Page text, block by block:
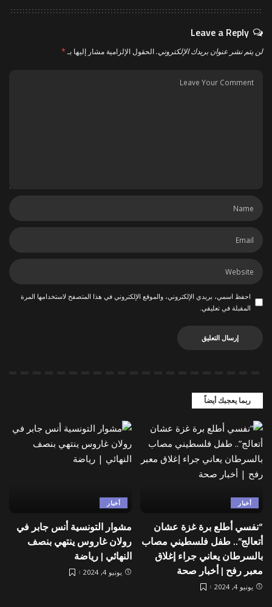
Leave a Reply
لن يتم نشر عنوان بريدك الإلكتروني.الحقول الإلزامية مشار إليها بـ*
احفظ اسمي، بريدي الإلكتروني، والموقع الإلكتروني في هذا المتصفح لاستخدامها المرة
المقبلة في تعليقي.
ربما يعجبك أيضاً
أخبار
“نفسي أطلع برة غزة عشان
أتعالج”.. طفل فلسطيني مصاب
بالسرطان يعاني جراء إغلاق
معبر رفح | أخبار صحة
يونيو 4, 2024
أخبار
مشوار التونسية أنس جابر في
رولان غاروس ينتهي بنصف
النهائي | رياضة
يونيو 4, 2024